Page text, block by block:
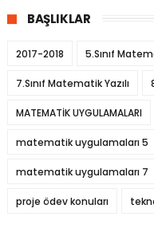
BAŞLIKLAR
2017-2018 5.Sınıf
7.Sınıf Matematik Yazılı
MATEMATİK UYGULAMALARI
matematik uygulamaları 5
matematik uygulamaları 7
proje ödev konuları